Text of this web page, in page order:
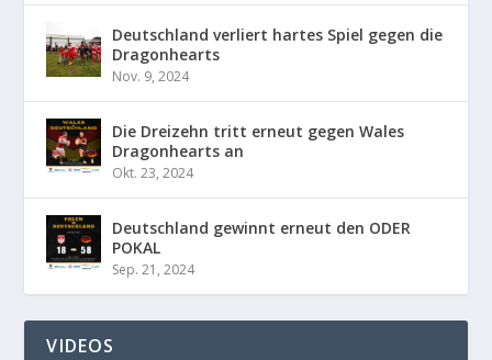
Deutschland verliert hartes Spiel gegen die
Dragonhearts
Nov. 9, 2024
Die Dreizehn tritt erneut gegen Wales
Dragonhearts an
Okt. 23, 2024
Deutschland gewinnt erneut den ODER
POKAL
Sep. 21, 2024
VIDEOS